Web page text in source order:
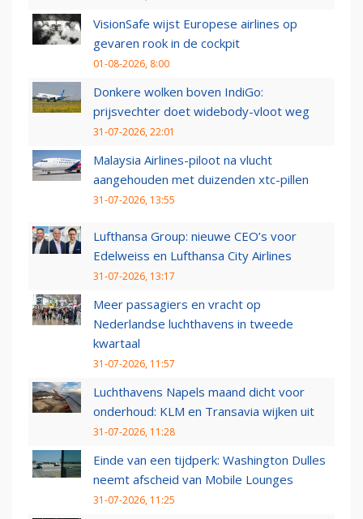
VisionSafe wijst Europese airlines op
gevaren rook in de cockpit
01-08-2026, 8:00
Donkere wolken boven IndiGo:
prijsvechter doet widebody-vloot weg
31-07-2026, 22:01
Malaysia Airlines-piloot na vlucht
aangehouden met duizenden xtc-pillen
31-07-2026, 13:55
Lufthansa Group: nieuwe CEO’s voor
Edelweiss en Lufthansa City Airlines
31-07-2026, 13:17
Meer passagiers en vracht op
Nederlandse luchthavens in tweede
kwartaal
31-07-2026, 11:57
Luchthavens Napels maand dicht voor
onderhoud: KLM en Transavia wijken uit
31-07-2026, 11:28
Einde van een tijdperk: Washington Dulles
neemt afscheid van Mobile Lounges
31-07-2026, 11:25